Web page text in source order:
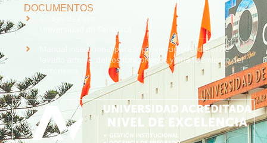
DOCUMENTOS
Universidad de Tarapacá
Manual institucional para la prevención del delito de
lavado activos, delitos funcionarios y financiamiento del
terrorismo